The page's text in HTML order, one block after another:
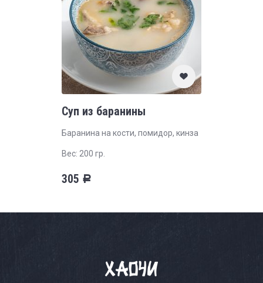
Суп из баранины
Баранина на кости, помидор, кинза
Вес: 200 гр.
305 Р